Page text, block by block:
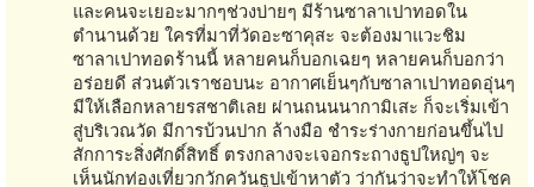
และคนจะเยอะมากๆช่วงบ่ายๆ มีร้านซาลาเปาทอดใน
ตำนานด้วย ใครที่มาที่วัดอะซาคุสะ จะต้องมาแวะชิม
ซาลาเปาทอดร้านนี้ หลายคนก็บอกเฉยๆ หลายคนก็บอกว่า
อร่อยดี ส่วนตัวเราชอบนะ อากาศเย็นๆกับซาลาเปาทอดอุ่นๆ
มีให้เลือกหลายรสชาติเลย ผ่านถนนนากามิเสะ ก็จะเริ่มเข้า
สู่บริเวณวัด มีการบ้วนปาก ล้างมือ ชำระร่างกายก่อนขึ้นไป
สักการะสิ่งศักดิ์สิทธิ์ ตรงกลางจะเจอกระถางธูปใหญ่ๆ จะ
เห็นนักท่องเที่ยวกวักควันธูปเข้าหาตัว ว่ากันว่าจะทำให้โชค